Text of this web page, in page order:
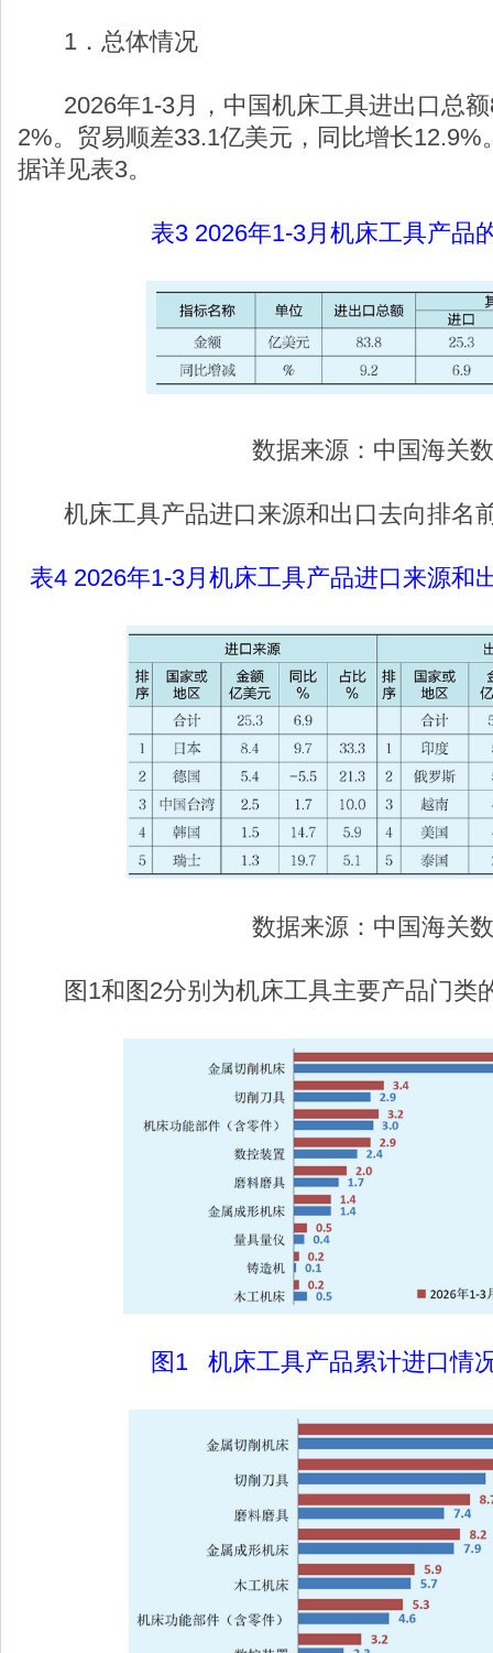
1．总体情况
2026年1-3月，中国机床工具进出口总额
2%。贸易顺差33.1亿美元，同比增长
据详见表3。
表3 2026年1-3月机床工具产品
数据来源：中国海关
机床工具产品进口来源和出口去向排名
表4 2026年1-3月机床工具产品进口来源和
数据来源：中国海关
图1和图2分别为机床工具主要产品门类
图1 机床工具产品累计进口情